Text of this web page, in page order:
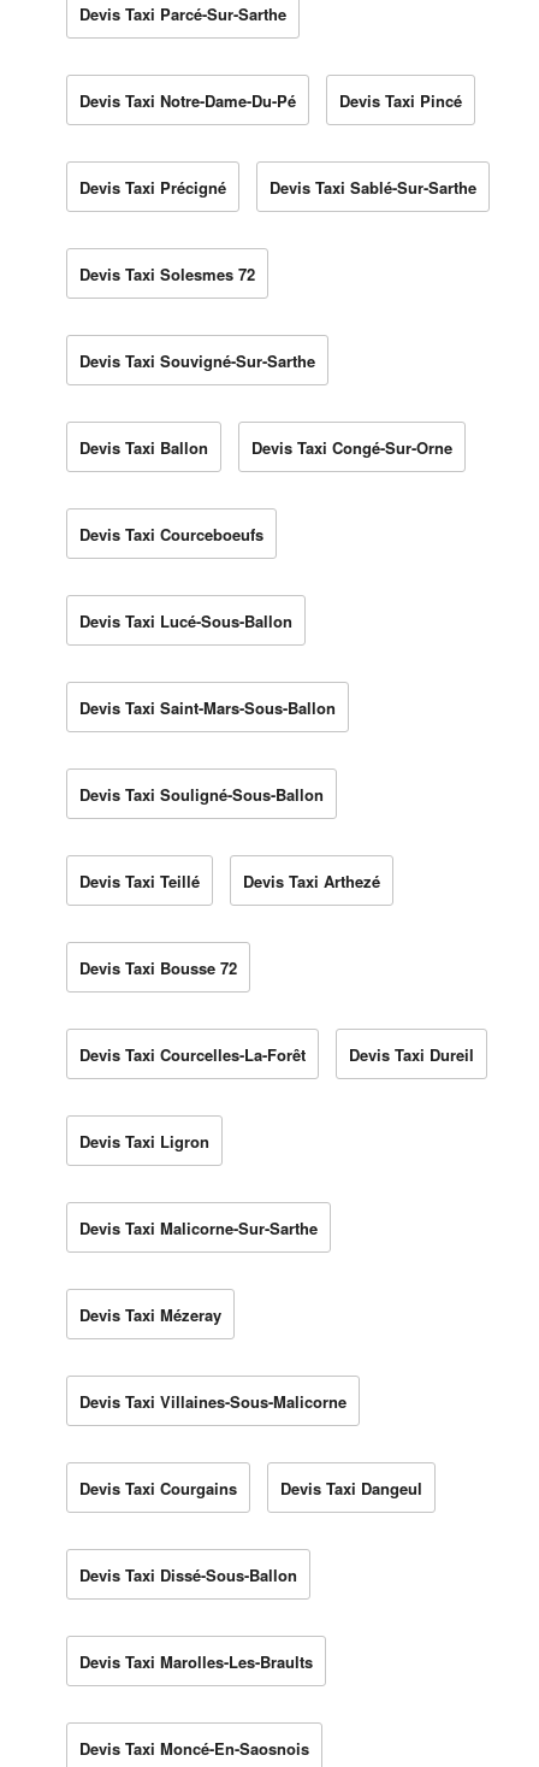
Devis Taxi Parcé-Sur-Sarthe
Devis Taxi Notre-Dame-Du-Pé Devis Taxi Pincé
Devis Taxi Précigné Devis Taxi Sablé-Sur-Sarthe
Devis Taxi Solesmes 72
Devis Taxi Souvigné-Sur-Sarthe
Devis Taxi Ballon Devis Taxi Congé-Sur-Orne
Devis Taxi Courceboeufs
Devis Taxi Lucé-Sous-Ballon
Devis Taxi Saint-Mars-Sous-Ballon
Devis Taxi Souligné-Sous-Ballon
Devis Taxi Teillé Devis Taxi Arthezé
Devis Taxi Bousse 72
Devis Taxi Courcelles-La-Forêt Devis Taxi Dureil
Devis Taxi Ligron
Devis Taxi Malicorne-Sur-Sarthe
Devis Taxi Mézeray
Devis Taxi Villaines-Sous-Malicorne
Devis Taxi Courgains Devis Taxi Dangeul
Devis Taxi Dissé-Sous-Ballon
Devis Taxi Marolles-Les-Braults
Devis Taxi Moncé-En-Saosnois